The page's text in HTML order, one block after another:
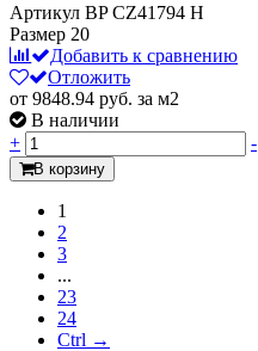
Артикул BP CZ41794 H
Размер 20
Добавить к сравнению
Отложить
от 9848.94 руб. за м2
В наличии
+
-
В корзину
1
2
3
...
23
24
Ctrl →